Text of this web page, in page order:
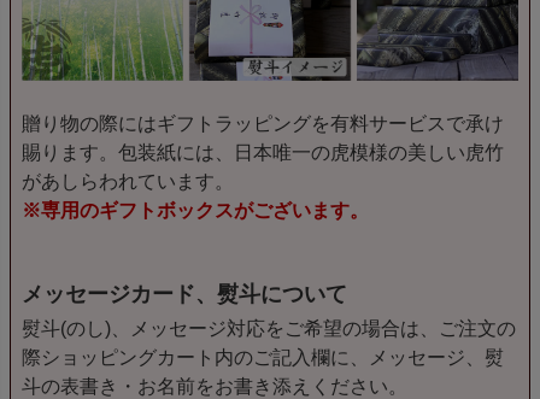
贈り物の際にはギフトラッピングを有料サービスで承け
賜ります。包装紙には、日本唯一の虎模様の美しい虎竹
があしらわれています。
※専用のギフトボックスがございます。
メッセージカード、熨斗について
熨斗(のし)、メッセージ対応をご希望の場合は、ご注文の
際ショッピングカート内のご記入欄に、メッセージ、熨
斗の表書き・お名前をお書き添えください。